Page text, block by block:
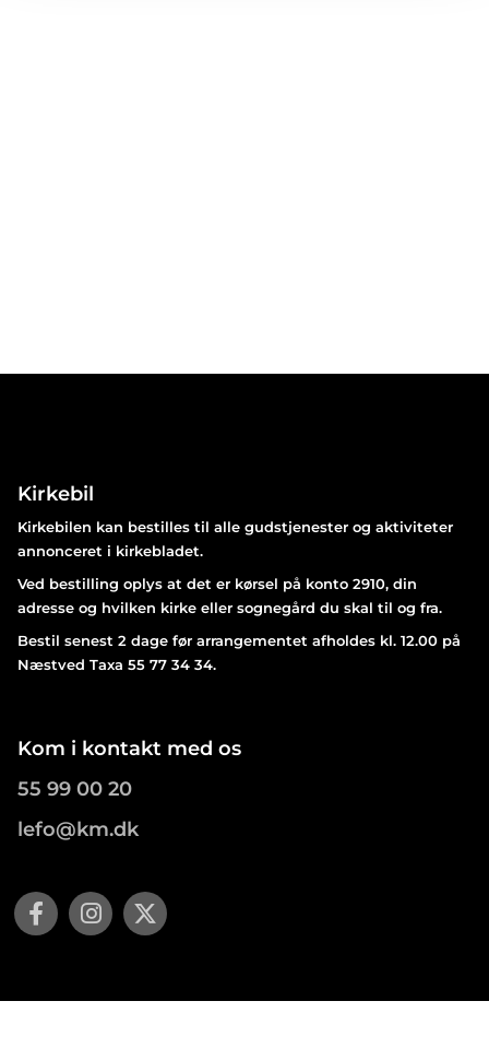
Kirkebil
Kirkebilen kan bestilles til alle gudstjenester og aktiviteter
annonceret i kirkebladet.
Ved bestilling oplys at det er kørsel på konto 2910, din
adresse og hvilken kirke eller sognegård du skal til og fra.
Bestil senest 2 dage før arrangementet afholdes kl. 12.00 på
Næstved Taxa 55 77 34 34.
Kom i kontakt med os
55 99 00 20
lefo@km.dk